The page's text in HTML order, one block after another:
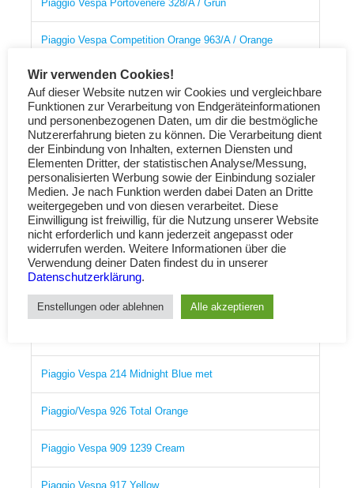
Piaggio Vespa Portovenere 328/A / Grün
Piaggio Vespa Competition Orange 963/A / Orange
Braun: Creta Senese 129/A, 20ml, Metallic-Lack
Piaggio Vespa Terra di Toscana 112/A / Tuscan Soil Brown
Piaggio Vespa Siena Cream 552 / Beige
Piaggio Vespa 208 Alabastro / Beige
Piaggio Vespa 6002M Green met
Piaggio Vespa 893 Bordeaux Pearl
Piaggio Vespa 214 Midnight Blue met
Piaggio/Vespa 926 Total Orange
Piaggio Vespa 909 1239 Cream
Piaggio Vespa 917 Yellow
Wir verwenden Cookies!
Auf dieser Website nutzen wir Cookies und vergleichbare
Funktionen zur Verarbeitung von Endgeräteinformationen
und personenbezogenen Daten, um dir die bestmögliche
Nutzererfahrung bieten zu können. Die Verarbeitung dient
der Einbindung von Inhalten, externen Diensten und
Elementen Dritter, der statistischen Analyse/Messung,
personalisierten Werbung sowie der Einbindung sozialer
Medien. Je nach Funktion werden dabei Daten an Dritte
weitergegeben und von diesen verarbeitet. Diese
Einwilligung ist freiwillig, für die Nutzung unserer Website
nicht erforderlich und kann jederzeit angepasst oder
widerrufen werden. Weitere Informationen über die
Verwendung deiner Daten findest du in unserer
Datenschutzerklärung.
Enstellungen oder ablehnen Alle akzeptieren